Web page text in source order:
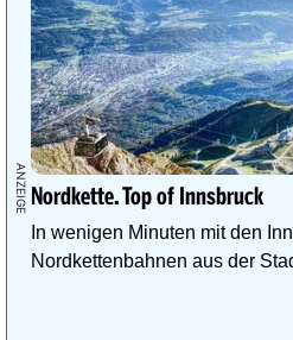
Nordkette. Top of Innsbruck
In wenigen Minuten mit den
Nordkettenbahnen aus der